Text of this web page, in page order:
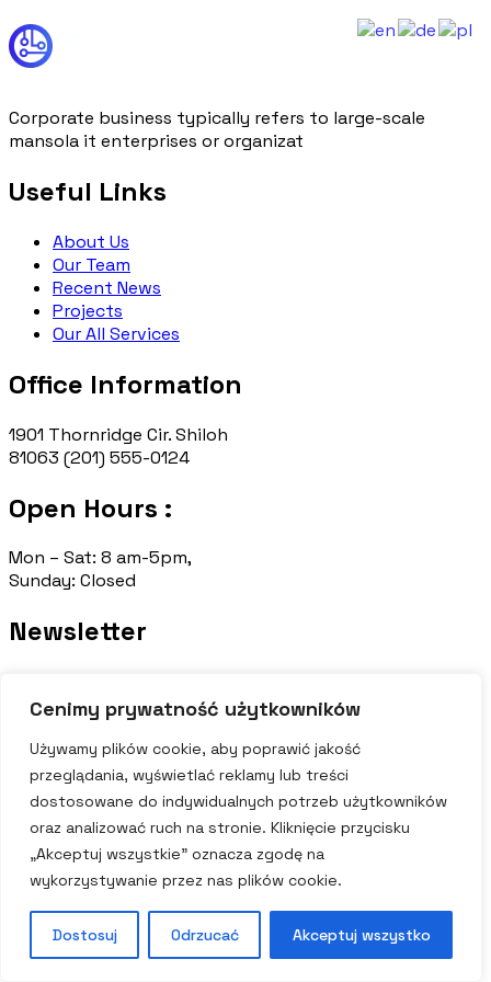
Cenimy prywatność użytkowników
Używamy plików cookie, aby poprawić jakość
przeglądania, wyświetlać reklamy lub treści
dostosowane do indywidualnych potrzeb użytkowników
oraz analizować ruch na stronie. Kliknięcie przycisku
„Akceptuj wszystkie” oznacza zgodę na
wykorzystywanie przez nas plików cookie.
Dostosuj Odrzucać Akceptuj wszystko
Corporate business typically refers to large-scale
mansola it enterprises or organizat
Useful Links
About Us
Our Team
Recent News
Projects
Our All Services
Office Information
1901 Thornridge Cir. Shiloh
81063 (201) 555-0124
Open Hours :
Mon – Sat: 8 am-5pm,
Sunday: Closed
Newsletter
Newsletter"]
Copyright@2024 Cresta All Right Reserved
Trams & ConditionRivacy Policy Contact Us